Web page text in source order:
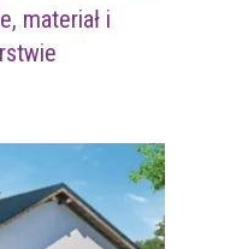
materiał i